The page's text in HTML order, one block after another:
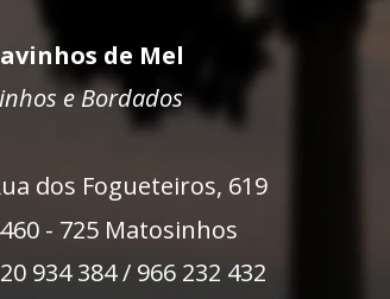
de Mel
e Bordados
dos Fogueteiros, 619
- 725 Matosinhos
934 384 / 966 232 432